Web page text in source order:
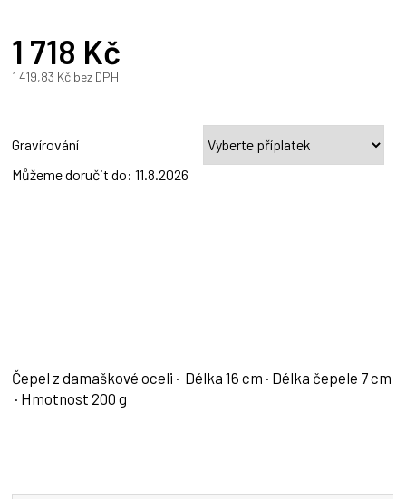
1 718 Kč
1 419,83 Kč bez DPH
Gravírování
Můžeme doručit do: 11.8.2026
Čepel z damaškové oceli · Délka 16 cm · Délka čepele 7 cm
· Hmotnost 200 g